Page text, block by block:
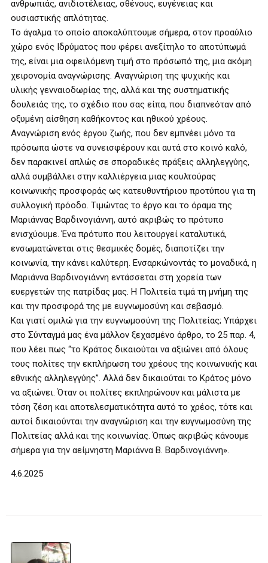
ανθρωπιάς, ανιδιοτέλειας, σθένους, ευγένειας και
ουσιαστικής απλότητας.
Το άγαλμα το οποίο αποκαλύπτουμε σήμερα, στον προαύλιο
χώρο ενός Ιδρύματος που φέρει ανεξίτηλο το αποτύπωμά
της, είναι μια οφειλόμενη τιμή στο πρόσωπό της, μια ακόμη
χειρονομία αναγνώρισης. Αναγνώριση της ψυχικής και
υλικής γενναιοδωρίας της, αλλά και της συστηματικής
δουλειάς της, το σχέδιο που σας είπα, που διαπνεόταν από
οξυμένη αίσθηση καθήκοντος και ηθικού χρέους.
Αναγνώριση ενός έργου ζωής, που δεν εμπνέει μόνο τα
πρόσωπα ώστε να συνεισφέρουν και αυτά στο κοινό καλό,
δεν παρακινεί απλώς σε σποραδικές πράξεις αλληλεγγύης,
αλλά συμβάλλει στην καλλιέργεια μιας κουλτούρας
κοινωνικής προσφοράς ως κατευθυντήριου προτύπου για τη
συλλογική πρόοδο. Τιμώντας το έργο και το όραμα της
Μαριάννας Βαρδινογιάννη, αυτό ακριβώς το πρότυπο
ενισχύουμε. Ένα πρότυπο που λειτουργεί καταλυτικά,
ενσωματώνεται στις θεσμικές δομές, διαποτίζει την
κοινωνία, την κάνει καλύτερη. Ενσαρκώνοντάς το μοναδικά, η
Μαριάννα Βαρδινογιάννη εντάσσεται στη χορεία των
ευεργετών της πατρίδας μας. Η Πολιτεία τιμά τη μνήμη της
και την προσφορά της με ευγνωμοσύνη και σεβασμό.
Και γιατί ομιλώ για την ευγνωμοσύνη της Πολιτείας; Υπάρχει
στο Σύνταγμά μας ένα μάλλον ξεχασμένο άρθρο, το 25 παρ. 4,
που λέει πως “το Κράτος δικαιούται να αξιώνει από όλους
τους πολίτες την εκπλήρωση του χρέους της κοινωνικής και
εθνικής αλληλεγγύης”. Αλλά δεν δικαιούται το Κράτος μόνο
να αξιώνει. Όταν οι πολίτες εκπληρώνουν και μάλιστα με
τόση ζέση και αποτελεσματικότητα αυτό το χρέος, τότε και
αυτοί δικαιούνται την αναγνώριση και την ευγνωμοσύνη της
Πολιτείας αλλά και της κοινωνίας. Όπως ακριβώς κάνουμε
σήμερα για την αείμνηστη Μαριάννα Β. Βαρδινογιάννη».
4.6.2025